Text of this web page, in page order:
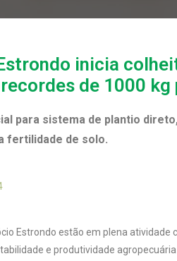
inicia
de 1000
para sistema de plantio
fertilidade de solo.
Estrondo estão em plena atividade
e produtividade